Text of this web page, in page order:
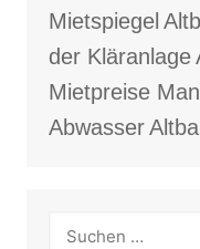
Mietspiegel
der Kläranlage
Mietpreise
Abwasser